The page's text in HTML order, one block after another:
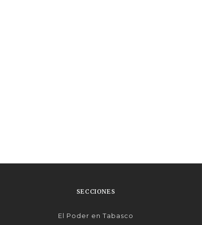
SECCIONES
El Poder en Tabasco